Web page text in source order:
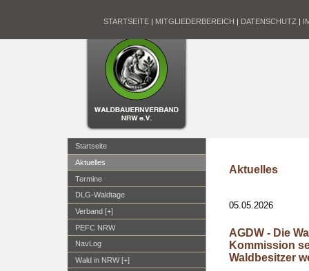
STARTSEITE | MITGLIEDERBEREICH | DATENSCHUTZ |
Startseite
Aktuelles
Termine
DLG-Waldtage
Verband [+]
PEFC NRW
NavLog
Wald in NRW [+]
Aktuelles
05.05.2026
AGDW - Die
Kommission
Waldbesitzer